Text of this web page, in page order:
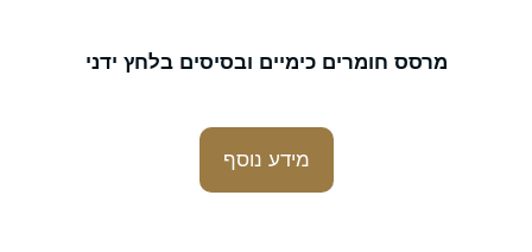
מרסס חומרים כימיים ובסיסים בלחץ ידני
מידע נוסף